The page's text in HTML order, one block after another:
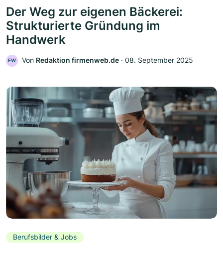
Der Weg zur eigenen Bäckerei:
Strukturierte Gründung im
Handwerk
FW Von Redaktion firmenweb.de ‧ 08. September 2025
Berufsbilder & Jobs